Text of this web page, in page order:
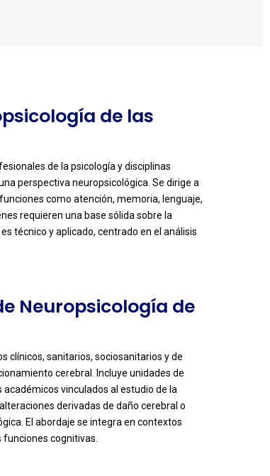
de las
de la psicología y disciplinas
perspectiva neuropsicológica. Se dirige a
como atención, memoria, lenguaje,
requieren una base sólida sobre la
técnico y aplicado, centrado en el análisis
Neuropsicología de
clínicos, sanitarios, sociosanitarios y de
cerebral. Incluye unidades de
vinculados al estudio de la
derivadas de daño cerebral o
El abordaje se integra en contextos
cognitivas.